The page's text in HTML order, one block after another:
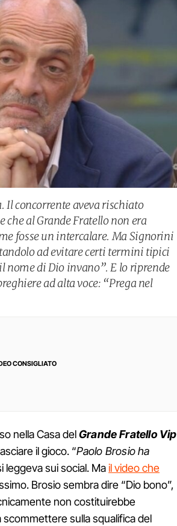
Il concorrente aveva rischiato
al Grande Fratello non era
fosse un intercalare. Ma Signorini
ad evitare certi termini tipici
nome di Dio invano”. E lo riprende
ad alta voce: “Prega nel
CONSIGLIATO
nella Casa delGrande Fratello Vip
il gioco. “Paolo Brosio ha
leggeva sui social. Mail video che
Brosio sembra dire “Dio bono”,
non costituirebbe
scommettere sulla squalifica del